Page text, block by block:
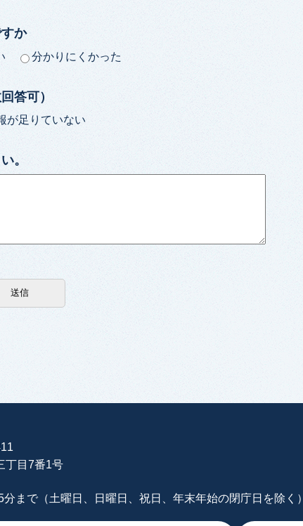
か
分かりにくかった
答可）
が足りていない
。
丁目7番1号
まで（土曜日、日曜日、祝日、年末年始の閉庁日を除く）